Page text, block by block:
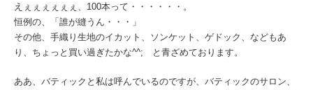
えぇぇぇぇぇぇ、100本って・・・・・・。
恒例の、「誰が縫うん・・・」
その他、手織り生地のイカット、ソンケット、ゲドック、などもあ
り、ちょっと買い過ぎたかな^^; と青ざめております。
ああ、バティックと私は呼んでいるのですが、バティックのサロン、